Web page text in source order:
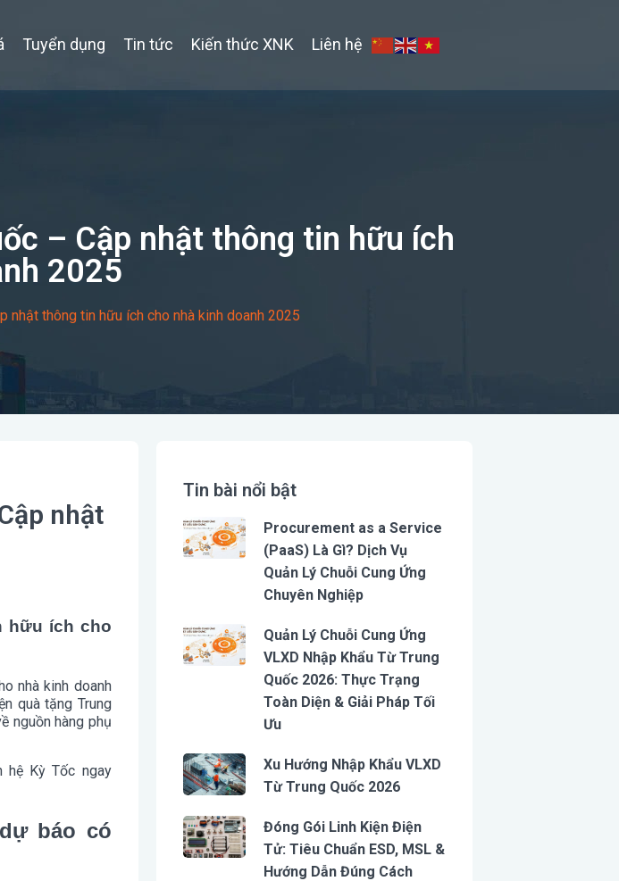
Tuyển dụng Tin tức Kiến thức XNK Liên hệ
– Cập nhật thông tin hữu ích
2025
nhật thông tin hữu ích cho nhà kinh doanh 2025
nhật
hữu ích cho
nhà kinh doanh
quà tặng Trung
nguồn hàng phụ
hệ Kỳ Tốc ngay
báo có
Tin bài nổi bật
Procurement as a Service
(PaaS) Là Gì? Dịch Vụ
Quản Lý Chuỗi Cung Ứng
Chuyên Nghiệp
Quản Lý Chuỗi Cung Ứng
VLXD Nhập Khẩu Từ Trung
Quốc 2026: Thực Trạng
Toàn Diện & Giải Pháp Tối
Ưu
Xu Hướng Nhập Khẩu VLXD
Từ Trung Quốc 2026
Đóng Gói Linh Kiện Điện
Tử: Tiêu Chuẩn ESD, MSL &
Hướng Dẫn Đúng Cách